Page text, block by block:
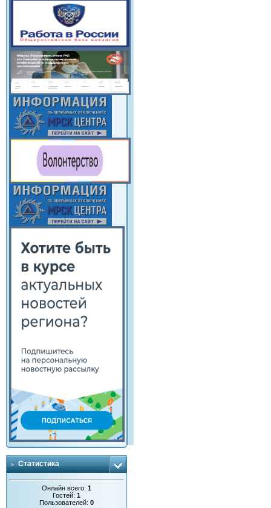
Статистика
Онлайн всего: 1
Гостей: 1
Пользователей: 0